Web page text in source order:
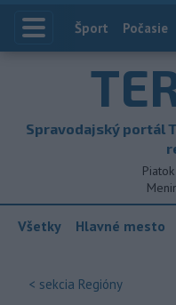
Index
Šport Počasie
Spravodajský portál
Piatok
Všetky Hlavné mesto
< sekcia Regióny